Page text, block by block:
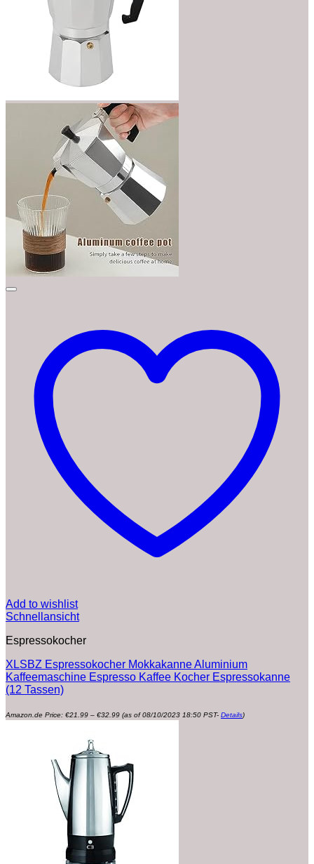
Add to wishlist
Schnellansicht
Espressokocher
XLSBZ Espressokocher Mokkakanne Aluminium
Kaffeemaschine Espresso Kaffee Kocher Espressokanne
(12 Tassen)
Amazon.de Price: €21.99 – €32.99 €21.99
(as of 08/10/2023 18:50 PST- Details)